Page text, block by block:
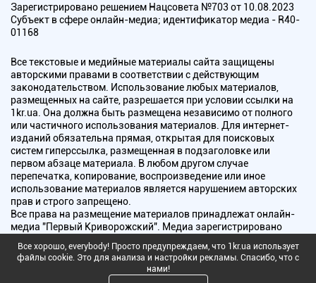
Зарегистрировано решением Нацсовета №703 от 10.08.2023
Субъект в сфере онлайн-медиа; идентификатор медиа - R40-
01168
Все текстовые и медийные материалы сайта защищены
авторскими правами в соответствии с действующим
законодательством. Использование любых материалов,
размещенных на сайте, разрешается при условии ссылки на
1kr.ua. Она должна быть размещена независимо от полного
или частичного использования материалов. Для интернет-
изданий обязательна прямая, открытая для поисковых
систем гиперссылка, размещенная в подзаголовке или
первом абзаце материала. В любом другом случае
перепечатка, копирование, воспроизведение или иное
использование материалов является нарушением авторских
прав и строго запрещено.
Все права на размещение материалов принадлежат онлайн-
медиа "Первый Криворожский". Медиа зарегистрировано
Национальным советом Украины по вопросам телевидения и
радиовещания.
Copyright © 2010 - 2026 Все права защищены
Все хорошо, everybody! Просто предупреждаем, что 1kr.ua использует
файлы cookie. Это для анализа и настройки рекламы. Спасибо, что с
нами!